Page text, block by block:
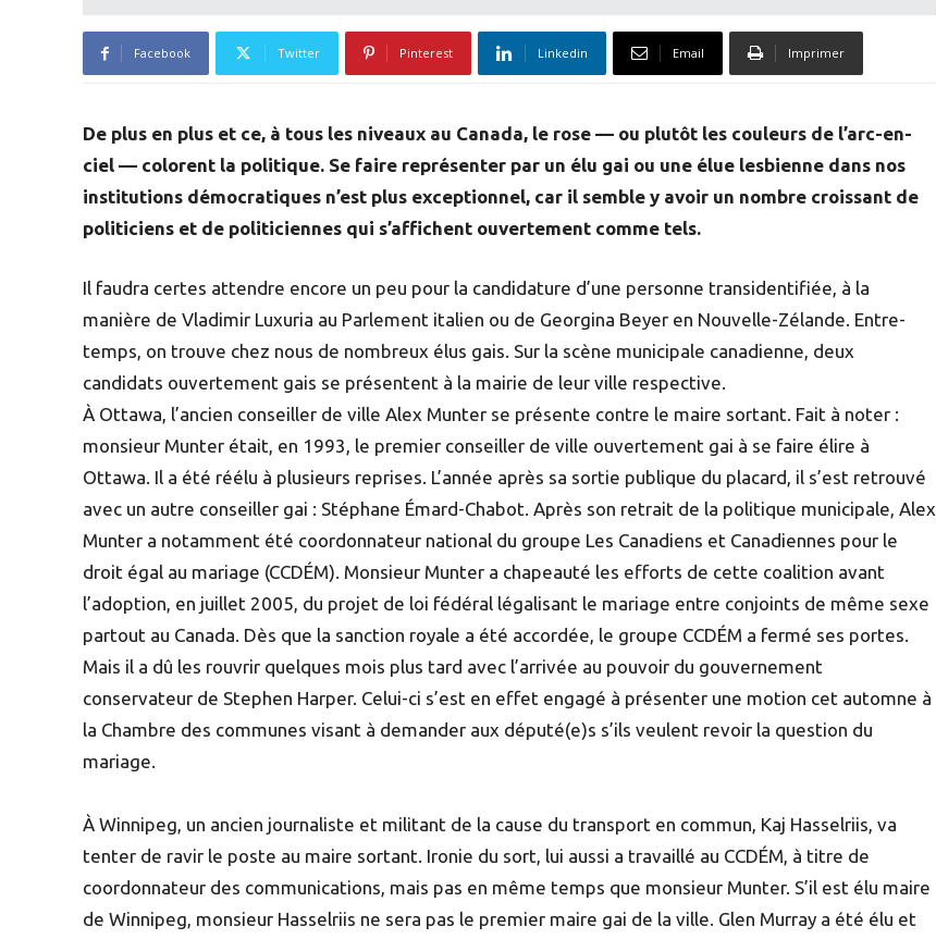
Facebook Twitter Pinterest Linkedin Email Imprimer
De plus en plus et ce, à tous les niveaux au Canada, le rose — ou plutôt les couleurs de l’arc-en-
ciel — colorent la politique. Se faire représenter par un élu gai ou une élue lesbienne dans nos
institutions démocratiques n’est plus exceptionnel, car il semble y avoir un nombre croissant de
politiciens et de politiciennes qui s’affichent ouvertement comme tels.
Il faudra certes attendre encore un peu pour la candidature d’une personne transidentifiée, à la
manière de Vladimir Luxuria au Parlement italien ou de Georgina Beyer en Nouvelle-Zélande. Entre-
temps, on trouve chez nous de nombreux élus gais. Sur la scène municipale canadienne, deux
candidats ouvertement gais se présentent à la mairie de leur ville respective.
À Ottawa, l’ancien conseiller de ville Alex Munter se présente contre le maire sortant. Fait à noter :
monsieur Munter était, en 1993, le premier conseiller de ville ouvertement gai à se faire élire à
Ottawa. Il a été réélu à plusieurs reprises. L’année après sa sortie publique du placard, il s’est retrouvé
avec un autre conseiller gai : Stéphane Émard-Chabot. Après son retrait de la politique municipale, Alex
Munter a notamment été coordonnateur national du groupe Les Canadiens et Canadiennes pour le
droit égal au mariage (CCDÉM). Monsieur Munter a chapeauté les efforts de cette coalition avant
l’adoption, en juillet 2005, du projet de loi fédéral légalisant le mariage entre conjoints de même sexe
partout au Canada. Dès que la sanction royale a été accordée, le groupe CCDÉM a fermé ses portes.
Mais il a dû les rouvrir quelques mois plus tard avec l’arrivée au pouvoir du gouvernement
conservateur de Stephen Harper. Celui-ci s’est en effet engagé à présenter une motion cet automne à
la Chambre des communes visant à demander aux député(e)s s’ils veulent revoir la question du
mariage.
À Winnipeg, un ancien journaliste et militant de la cause du transport en commun, Kaj Hasselriis, va
tenter de ravir le poste au maire sortant. Ironie du sort, lui aussi a travaillé au CCDÉM, à titre de
coordonnateur des communications, mais pas en même temps que monsieur Munter. S’il est élu maire
de Winnipeg, monsieur Hasselriis ne sera pas le premier maire gai de la ville. Glen Murray a été élu et